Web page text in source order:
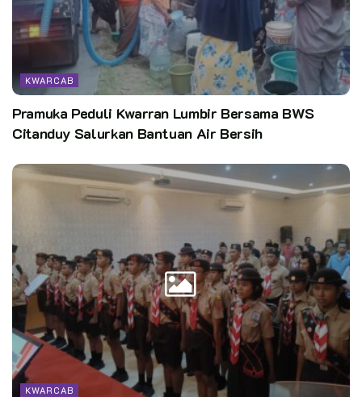
KWARCAB
Pramuka Peduli Kwarran Lumbir Bersama BWS
Citanduy Salurkan Bantuan Air Bersih
KWARCAB